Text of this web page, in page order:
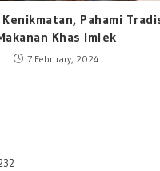
Pahami
Khas Imlek
7 February, 2024